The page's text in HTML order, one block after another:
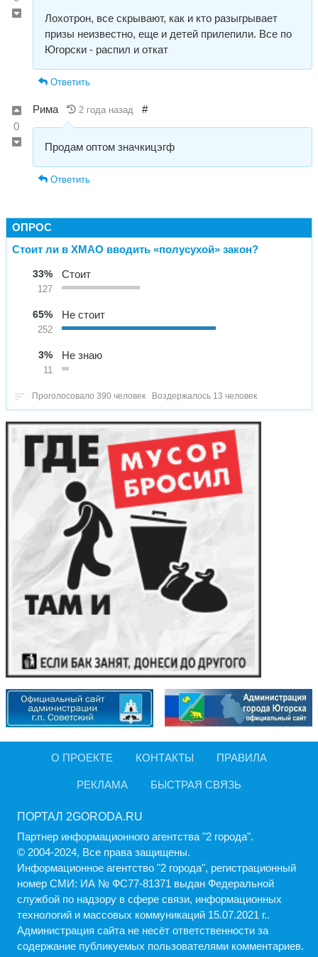
Лохотрон, все скрывают, как и кто разыгрывает
призы неизвестно, еще и детей прилепили. Все по
Югорски - распил и откат
Ответить
0
Рима 2 года назад #
Продам оптом значкицэгф
Ответить
ОПРОС
Стоит ли в ХМАО вводить «полусухой» закон?
33%
127
Стоит
65%
252
Не стоит
3%
11
Не знаю
Проголосовало 390 человек Воздержалось 13 человек
О ПРОЕКТЕ КОНТАКТЫ ПРАВИЛА
РЕКЛАМА БЫСТРАЯ СВЯЗЬ
ПОРТАЛ 2GORODA.RU
Партнер информационного агентства "2 города".
© 2004-2024, Все права защищены.
Информационное агентство "2 города", регистрационный
номер СМИ: ИА № ФС77-81371 выдан Федеральной
службой по надзору в сфере связи, информационных
технологий и массовых коммуникаций 15.07.2021 г..
Администрация cайта не несёт ответственности за
содержание публикуемых пользователями комментариев.